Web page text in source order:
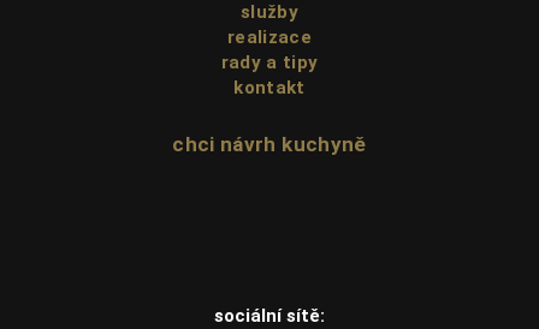
služby
realizace
rady a tipy
kontakt
chci návrh kuchyně
sociální sítě: